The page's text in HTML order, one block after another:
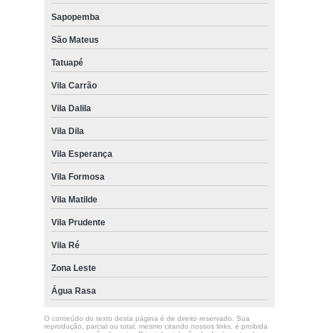
Sapopemba
São Mateus
Tatuapé
Vila Carrão
Vila Dalila
Vila Dila
Vila Esperança
Vila Formosa
Vila Matilde
Vila Prudente
Vila Ré
Zona Leste
Água Rasa
O conteúdo do texto desta página é de direito reservado. Sua
reprodução, parcial ou total, mesmo citando nossos links, é proibida